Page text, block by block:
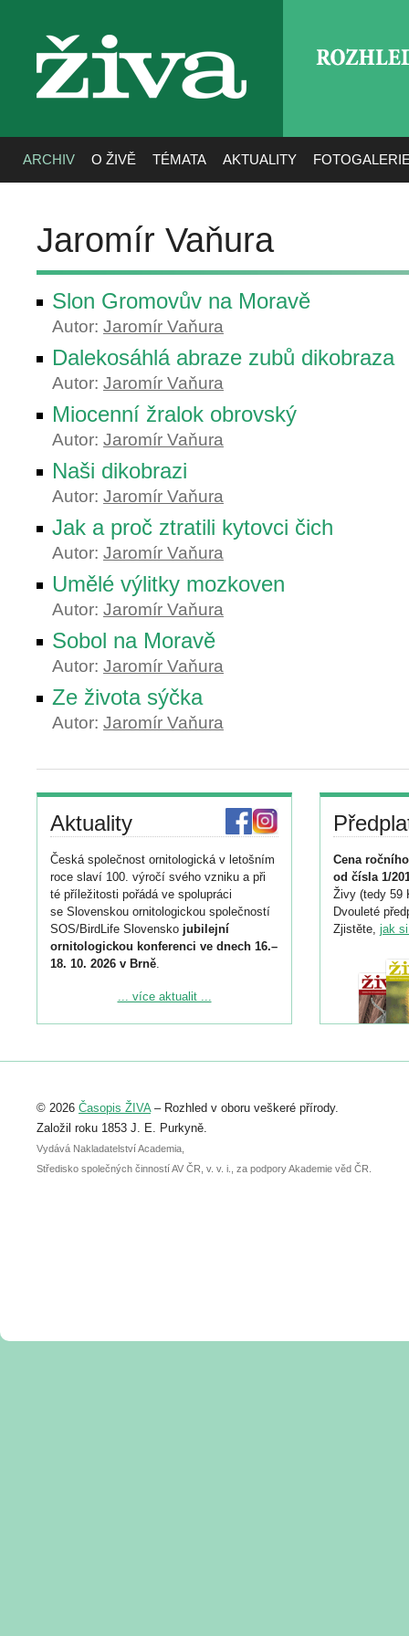
živa
ARCHIV O ŽIVĚ TÉMATA AKTUALITY
Jaromír Vaňura
Slon Gromovův na Moravě
Autor: Jaromír Vaňura
Dalekosáhlá abraze zubů dikobraza
Autor: Jaromír Vaňura
Miocenní žralok obrovský
Autor: Jaromír Vaňura
Naši dikobrazi
Autor: Jaromír Vaňura
Jak a proč ztratili kytovci čich
Autor: Jaromír Vaňura
Umělé výlitky mozkoven
Autor: Jaromír Vaňura
Sobol na Moravě
Autor: Jaromír Vaňura
Ze života sýčka
Autor: Jaromír Vaňura
Aktuality
Česká společnost ornitologická v letošním
roce slaví 100. výročí svého vzniku a při
té příležitosti pořádá ve spolupráci
se Slovenskou ornitologickou společností
SOS/BirdLife Slovensko jubilejní
ornitologickou konferenci ve dnech 16.–
18. 10. 2026 v Brně.
Podrobnější informace ke konferenci
Registrovat se můžete do 6. září.
abstraktu přihlášené přednášky nebo
posteru je už 30. června.
... více aktualit ...
Cena
od čísla 1/
Živy (tedy 59
Dvouleté
Zjistěte, jak
© 2026 Časopis ŽIVA– Rozhled v oboru veškeré přírody.
Založil roku 1853 J. E. Purkyně.
Vydává Nakladatelství Academia,
Středisko společných činností AV ČR, v. v. i., za podpory Akademie věd ČR.